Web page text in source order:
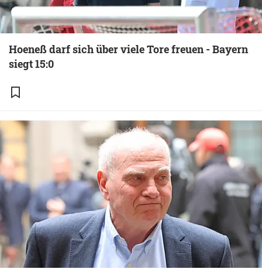
Hoeneß darf sich über viele Tore freuen - Bayern
siegt 15:0